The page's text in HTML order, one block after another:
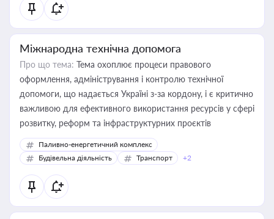
Міжнародна технічна допомога
Про що тема: Тема охоплює процеси правового
оформлення, адміністрування і контролю технічної
допомоги, що надається Україні з-за кордону, і є критично
важливою для ефективного використання ресурсів у сфері
розвитку, реформ та інфраструктурних проєктів
Паливно-енергетичний комплекс
Будівельна діяльність
Транспорт +2